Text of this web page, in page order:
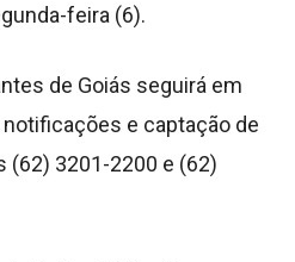
feira (6).
de Goiás seguirá em
e captação de
(62) 3201-2200 e (62)